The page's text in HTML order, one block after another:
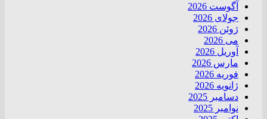
آگوست 2026
جولای 2026
ژوئن 2026
می 2026
آوریل 2026
مارس 2026
فوریه 2026
ژانویه 2026
دسامبر 2025
نوامبر 2025